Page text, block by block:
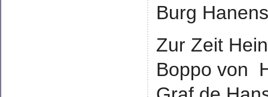
Burg
Zur Zeit
Boppo von